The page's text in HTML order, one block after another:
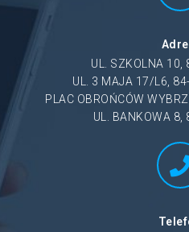
UL. SZKOLNA 10,
UL. 3 MAJA 17/L6,
PLAC OBROŃCÓW
UL. BANKOWA 8,